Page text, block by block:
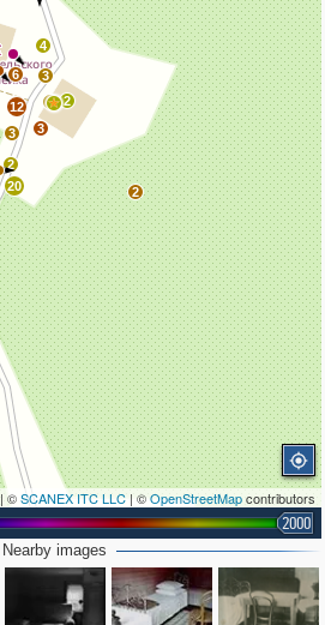
2
20
2
4
6
3
2
8
12
3
3
| ©SCANEX ITC LLC| ©OpenStreetMapcontributors
2000
Nearby images